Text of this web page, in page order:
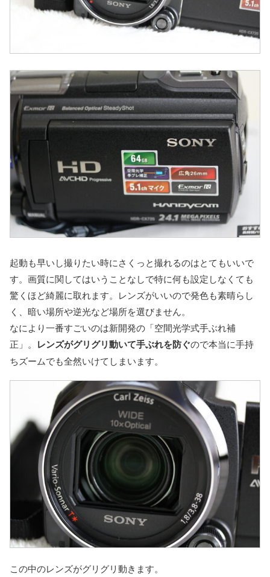
起動も早いし撮りたい時にさくっと撮れるのはとてもいいで
す。画質に関してはいうことなしで特に何も設定しなくても
驚くほど綺麗に取れます。レンズがいいので発色も素晴らし
く、暗い場所や逆光など場所を選びません。
なにより一番すごいのは新開発の「空間光学式手ぶれ補
正」。 レンズがグリグリ動いて手ぶれを防ぐので本当に手持
ちズームでも全然いけてしまいます。
この中のレンズがグリグリ動きます。